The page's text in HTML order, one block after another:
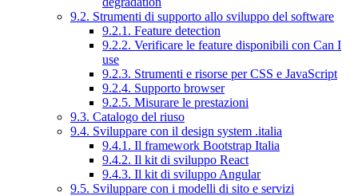
9.2. Strumenti di supporto allo sviluppo del software
9.2.1. Feature detection
9.2.2. Verificare le feature disponibili con Can I
use
9.2.3. Strumenti e risorse per CSS e JavaScript
9.2.4. Supporto browser
9.2.5. Misurare le prestazioni
9.3. Catalogo del riuso
9.4. Sviluppare con il design system .italia
9.4.1. Il framework Bootstrap Italia
9.4.2. Il kit di sviluppo React
9.4.3. Il kit di sviluppo Angular
9.5. Sviluppare con i modelli di sito e servizi